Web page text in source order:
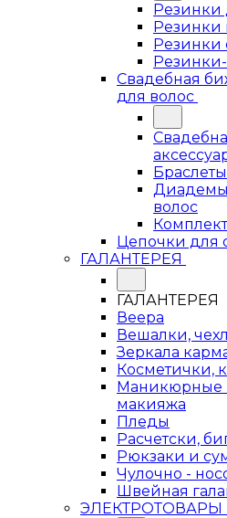
Резинки
Резинки
Резинки
Свадебная
для волос
Браслеты
Диадемы
волос
Цепочки для
ГАЛАНТЕРЕЯ
ГАЛАНТЕРЕЯ
Веера
Вешалки,
Зеркала
Косметички,
Маникюрные
макияжа
Пледы
Расчетски,
Рюкзаки и
Чулочно -
Швейная